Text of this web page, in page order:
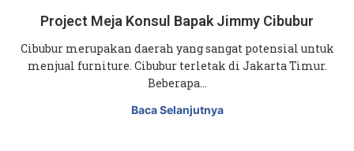
Project Meja Konsul Bapak Jimmy Cibubur
Cibubur merupakan daerah yang sangat potensial untuk
menjual furniture. Cibubur terletak di Jakarta Timur.
Beberapa…
Baca Selanjutnya